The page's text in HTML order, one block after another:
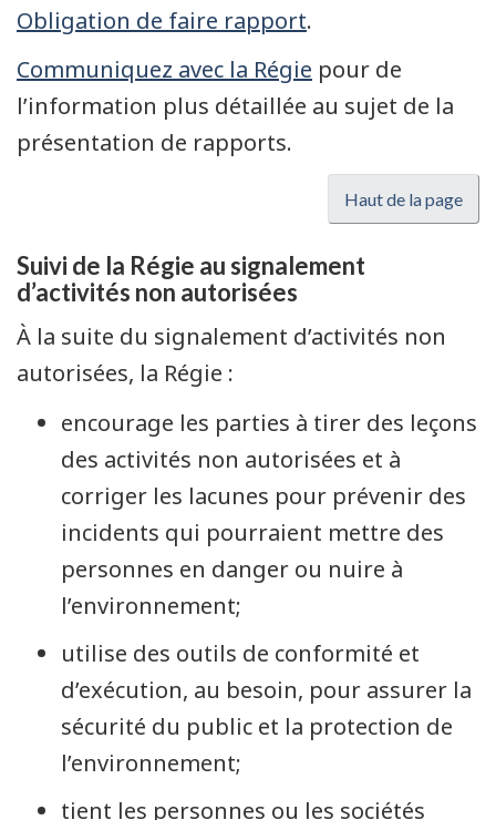
Obligation de faire rapport.
Communiquez avec la Régie pour de
l’information plus détaillée au sujet de la
présentation de rapports.
Haut de la page
Suivi de la Régie au signalement
d’activités non autorisées
À la suite du signalement d’activités non
autorisées, la Régie :
encourage les parties à tirer des leçons
des activités non autorisées et à
corriger les lacunes pour prévenir des
incidents qui pourraient mettre des
personnes en danger ou nuire à
l’environnement;
utilise des outils de conformité et
d’exécution, au besoin, pour assurer la
sécurité du public et la protection de
l’environnement;
tient les personnes ou les sociétés